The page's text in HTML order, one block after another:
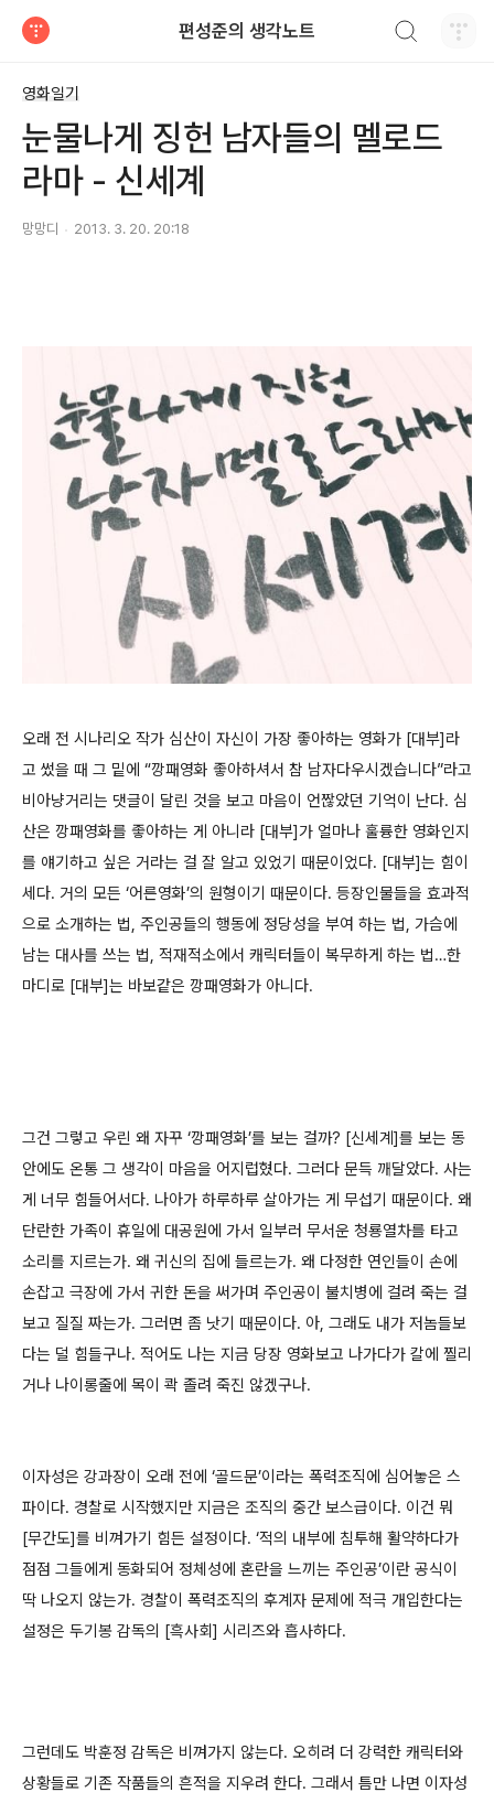
편성준의 생각노트
영화일기
눈물나게 징헌 남자들의 멜로드
라마 - 신세계
망망디 2013. 3. 20. 20:18
오래 전 시나리오 작가 심산이 자신이 가장 좋아하는 영화가 [대부]라
고 썼을 때 그 밑에 “깡패영화 좋아하셔서 참 남자다우시겠습니다”라고
비아냥거리는 댓글이 달린 것을 보고 마음이 언짢았던 기억이 난다. 심
산은 깡패영화를 좋아하는 게 아니라 [대부]가 얼마나 훌륭한 영화인지
를 얘기하고 싶은 거라는 걸 잘 알고 있었기 때문이었다. [대부]는 힘이
세다. 거의 모든 ‘어른영화’의 원형이기 때문이다. 등장인물들을 효과적
으로 소개하는 법, 주인공들의 행동에 정당성을 부여 하는 법, 가슴에
남는 대사를 쓰는 법, 적재적소에서 캐릭터들이 복무하게 하는 법…한
마디로 [대부]는 바보같은 깡패영화가 아니다.
그건 그렇고 우린 왜 자꾸 ‘깡패영화’를 보는 걸까? [신세계]를 보는 동
안에도 온통 그 생각이 마음을 어지럽혔다. 그러다 문득 깨달았다. 사는
게 너무 힘들어서다. 나아가 하루하루 살아가는 게 무섭기 때문이다. 왜
단란한 가족이 휴일에 대공원에 가서 일부러 무서운 청룡열차를 타고
소리를 지르는가. 왜 귀신의 집에 들르는가. 왜 다정한 연인들이 손에
손잡고 극장에 가서 귀한 돈을 써가며 주인공이 불치병에 걸려 죽는 걸
보고 질질 짜는가. 그러면 좀 낫기 때문이다. 아, 그래도 내가 저놈들보
다는 덜 힘들구나. 적어도 나는 지금 당장 영화보고 나가다가 칼에 찔리
거나 나이롱줄에 목이 콱 졸려 죽진 않겠구나.
이자성은 강과장이 오래 전에 ‘골드문’이라는 폭력조직에 심어놓은 스
파이다. 경찰로 시작했지만 지금은 조직의 중간 보스급이다. 이건 뭐
[무간도]를 비껴가기 힘든 설정이다. ‘적의 내부에 침투해 활약하다가
점점 그들에게 동화되어 정체성에 혼란을 느끼는 주인공’이란 공식이
딱 나오지 않는가. 경찰이 폭력조직의 후계자 문제에 적극 개입한다는
설정은 두기봉 감독의 [흑사회] 시리즈와 흡사하다.
그런데도 박훈정 감독은 비껴가지 않는다. 오히려 더 강력한 캐릭터와
상황들로 기존 작품들의 흔적을 지우려 한다. 그래서 틈만 나면 이자성